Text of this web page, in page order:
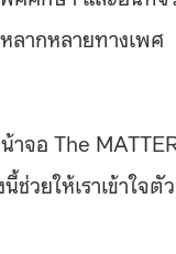
ลากหลายทางเพศ
าจอ The
วยให้เราเข้าใจตัว